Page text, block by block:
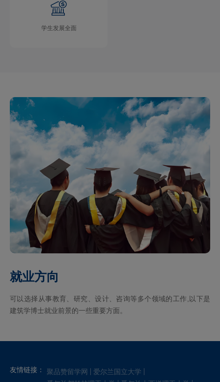
学生发展全面
就业方向
可以选择从事教育、研究、设计、咨询等多个领域的工作,以下是
建筑学博士就业前景的一些重要方面。
友情链接： 聚品赞留学网
爱尔兰国立大学